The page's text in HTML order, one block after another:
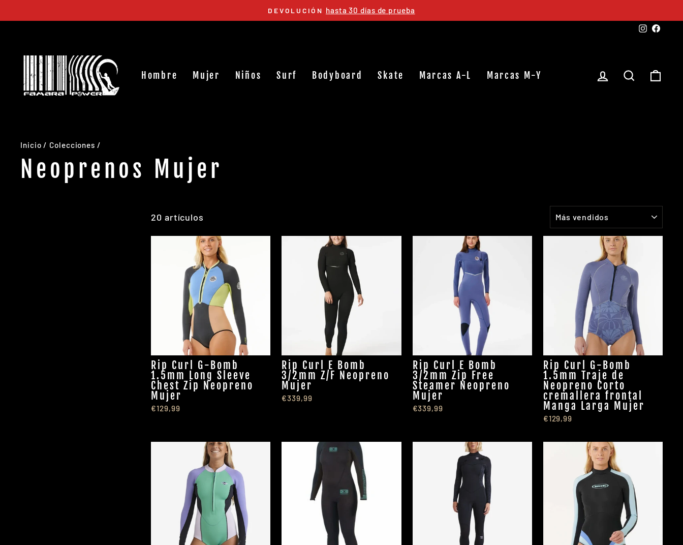
directamente
diapositivas
DEVOLUCIÓN hasta 30 días de prueba
Hombre Mujer Niños Surf Bodyboard Skate Marcas A-L Marcas M-Y IngresarBuscar
Inicio / Colecciones /
Neoprenos Mujer
20 artículos
Rip Curl G-Bomb
1.5mm Long Sleeve
Chest Zip Neopreno
Mujer
€129,99
Rip Curl E Bomb
3/2mm Z/F Neopreno
Mujer
€339,99
Rip Curl E Bomb
3/2mm Zip Free
Steamer Neopreno
Mujer
€339,99
Rip Curl G-Bomb
1.5mm Traje de
Neopreno Corto
cremallera frontal
Manga Larga Mujer
€129,99